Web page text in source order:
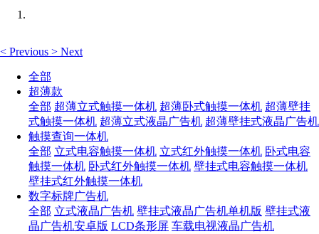
< Previous > Next
全部
超薄款
全部 超薄立式触摸一体机 超薄卧式触摸一体机 超薄壁挂
式触摸一体机 超薄立式液晶广告机 超薄壁挂式液晶广告机
触摸查询一体机
全部 立式电容触摸一体机 立式红外触摸一体机 卧式电容
触摸一体机 卧式红外触摸一体机 壁挂式电容触摸一体机
壁挂式红外触摸一体机
数字标牌广告机
全部 立式液晶广告机 壁挂式液晶广告机单机版 壁挂式液
晶广告机安卓版 LCD条形屏 车载电视液晶广告机